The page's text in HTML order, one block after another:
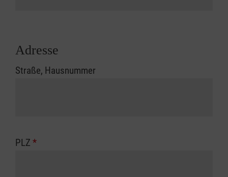
Adresse
Straße, Hausnummer
PLZ *